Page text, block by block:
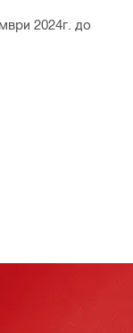
2024г. до